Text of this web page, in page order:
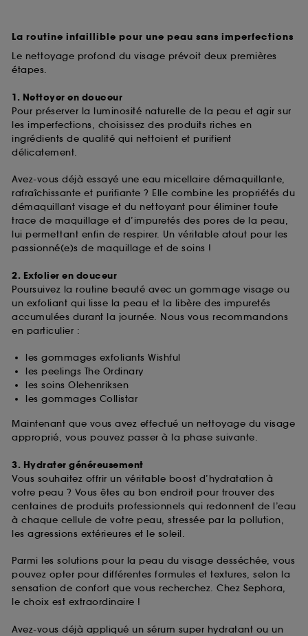
La routine infaillible pour une peau sans imperfections
Le nettoyage profond du visage prévoit deux premières
étapes.
1. Nettoyer en douceur
Pour préserver la luminosité naturelle de la peau et agir sur
les imperfections, choisissez des produits riches en
ingrédients de qualité qui nettoient et purifient
délicatement.
Avez-vous déjà essayé une eau micellaire démaquillante,
rafraîchissante et purifiante ? Elle combine les propriétés du
démaquillant visage et du nettoyant pour éliminer toute
trace de maquillage et d’impuretés des pores de la peau,
lui permettant enfin de respirer. Un véritable atout pour les
passionné(e)s de maquillage et de soins !
2. Exfolier en douceur
Poursuivez la routine beauté avec un gommage visage ou
un exfoliant qui lisse la peau et la libère des impuretés
accumulées durant la journée. Nous vous recommandons
en particulier :
les gommages exfoliants Wishful
les peelings The Ordinary
les soins Olehenriksen
les gommages Collistar
Maintenant que vous avez effectué un nettoyage du visage
approprié, vous pouvez passer à la phase suivante.
3. Hydrater généreusement
Vous souhaitez offrir un véritable boost d’hydratation à
votre peau ? Vous êtes au bon endroit pour trouver des
centaines de produits professionnels qui redonnent de l’eau
à chaque cellule de votre peau, stressée par la pollution,
les agressions extérieures et le soleil.
Parmi les solutions pour la peau du visage desséchée, vous
pouvez opter pour différentes formules et textures, selon la
sensation de confort que vous recherchez. Chez Sephora,
le choix est extraordinaire !
Avez-vous déjà appliqué un sérum super hydratant ou un